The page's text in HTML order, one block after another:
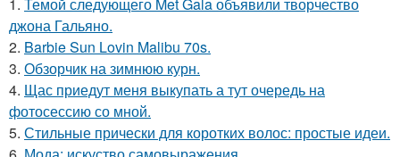
джона Гальяно.
2. Barbie Sun Lovin Malibu 70s.
3. Обзорчик на зимнюю курн.
4. Щас приедут меня выкупать а тут очередь на
фотосессию со мной.
5. Стильные прически для коротких волос: простые идеи.